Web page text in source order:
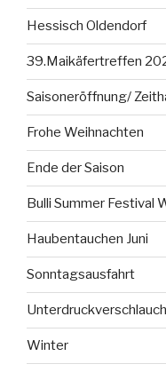
Hessisch Oldendorf
39.Maikäfertreffen
Saisoneröffnung/
Frohe Weihnachten
Ende der Saison
Bulli Summer Festival
Haubentauchen Juni
Sonntagsausfahrt
Winter